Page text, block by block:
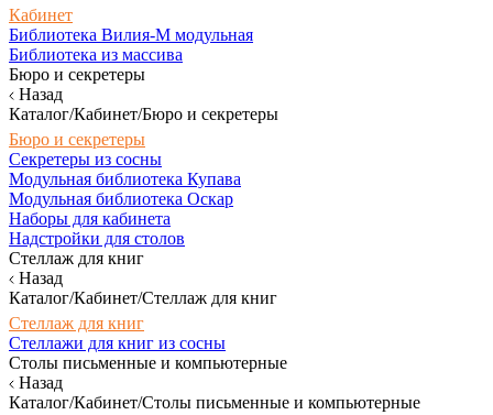
Кабинет
Библиотека Вилия-М модульная
Библиотека из массива
Бюро и секретеры
Назад
Каталог/Кабинет/Бюро и секретеры
Бюро и секретеры
Секретеры из сосны
Модульная библиотека Купава
Модульная библиотека Оскар
Наборы для кабинета
Надстройки для столов
Стеллаж для книг
Назад
Каталог/Кабинет/Стеллаж для книг
Стеллаж для книг
Стеллажи для книг из сосны
Столы письменные и компьютерные
Назад
Каталог/Кабинет/Столы письменные и компьютерные